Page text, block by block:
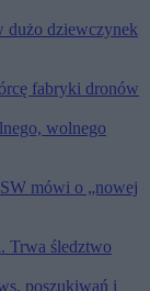
dużo dziewczynek
fabryki dronów
wolnego
mówi o „nowej
Trwa śledztwo
poszukiwań i